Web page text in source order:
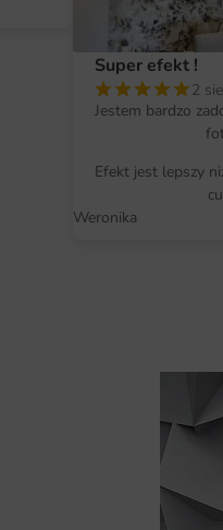
Super efekt !
2
Jestem bardzo
Efekt jest lepszy
Weronika